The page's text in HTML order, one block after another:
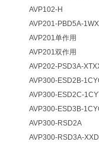
AVP102-H
AVP201-PBD5A-
AVP201单作用
AVP201双作用
AVP202-PSD3A-
AVP300-ESD2B-
AVP300-ESD2C-
AVP300-ESD3B-
AVP300-RSD2A
AVP300-RSD3A-